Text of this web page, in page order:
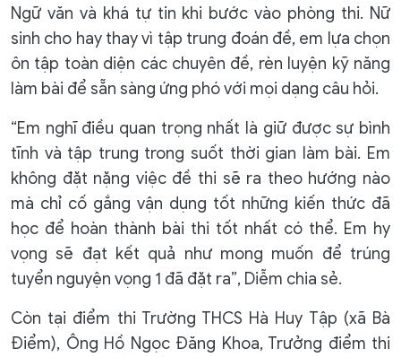
Ngữ văn và khá tự tin khi bước vào phòng thi. Nữ
sinh cho hay thay vì tập trung đoán đề, em lựa chọn
ôn tập toàn diện các chuyên đề, rèn luyện kỹ năng
làm bài để sẵn sàng ứng phó với mọi dạng câu hỏi.
“Em nghĩ điều quan trọng nhất là giữ được sự bình
tĩnh và tập trung trong suốt thời gian làm bài. Em
không đặt nặng việc đề thi sẽ ra theo hướng nào
mà chỉ cố gắng vận dụng tốt những kiến thức đã
học để hoàn thành bài thi tốt nhất có thể. Em hy
vọng sẽ đạt kết quả như mong muốn để trúng
tuyển nguyện vọng 1 đã đặt ra”, Diễm chia sẻ.
Còn tại điểm thi Trường THCS Hà Huy Tập (xã Bà
Điểm), Ông Hồ Ngọc Đăng Khoa, Trưởng điểm thi